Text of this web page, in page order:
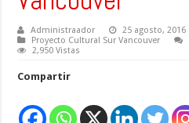
Administraador
25 agosto, 2016
Proyecto Cultural Sur Vancouver
2,950 Vistas
Compartir